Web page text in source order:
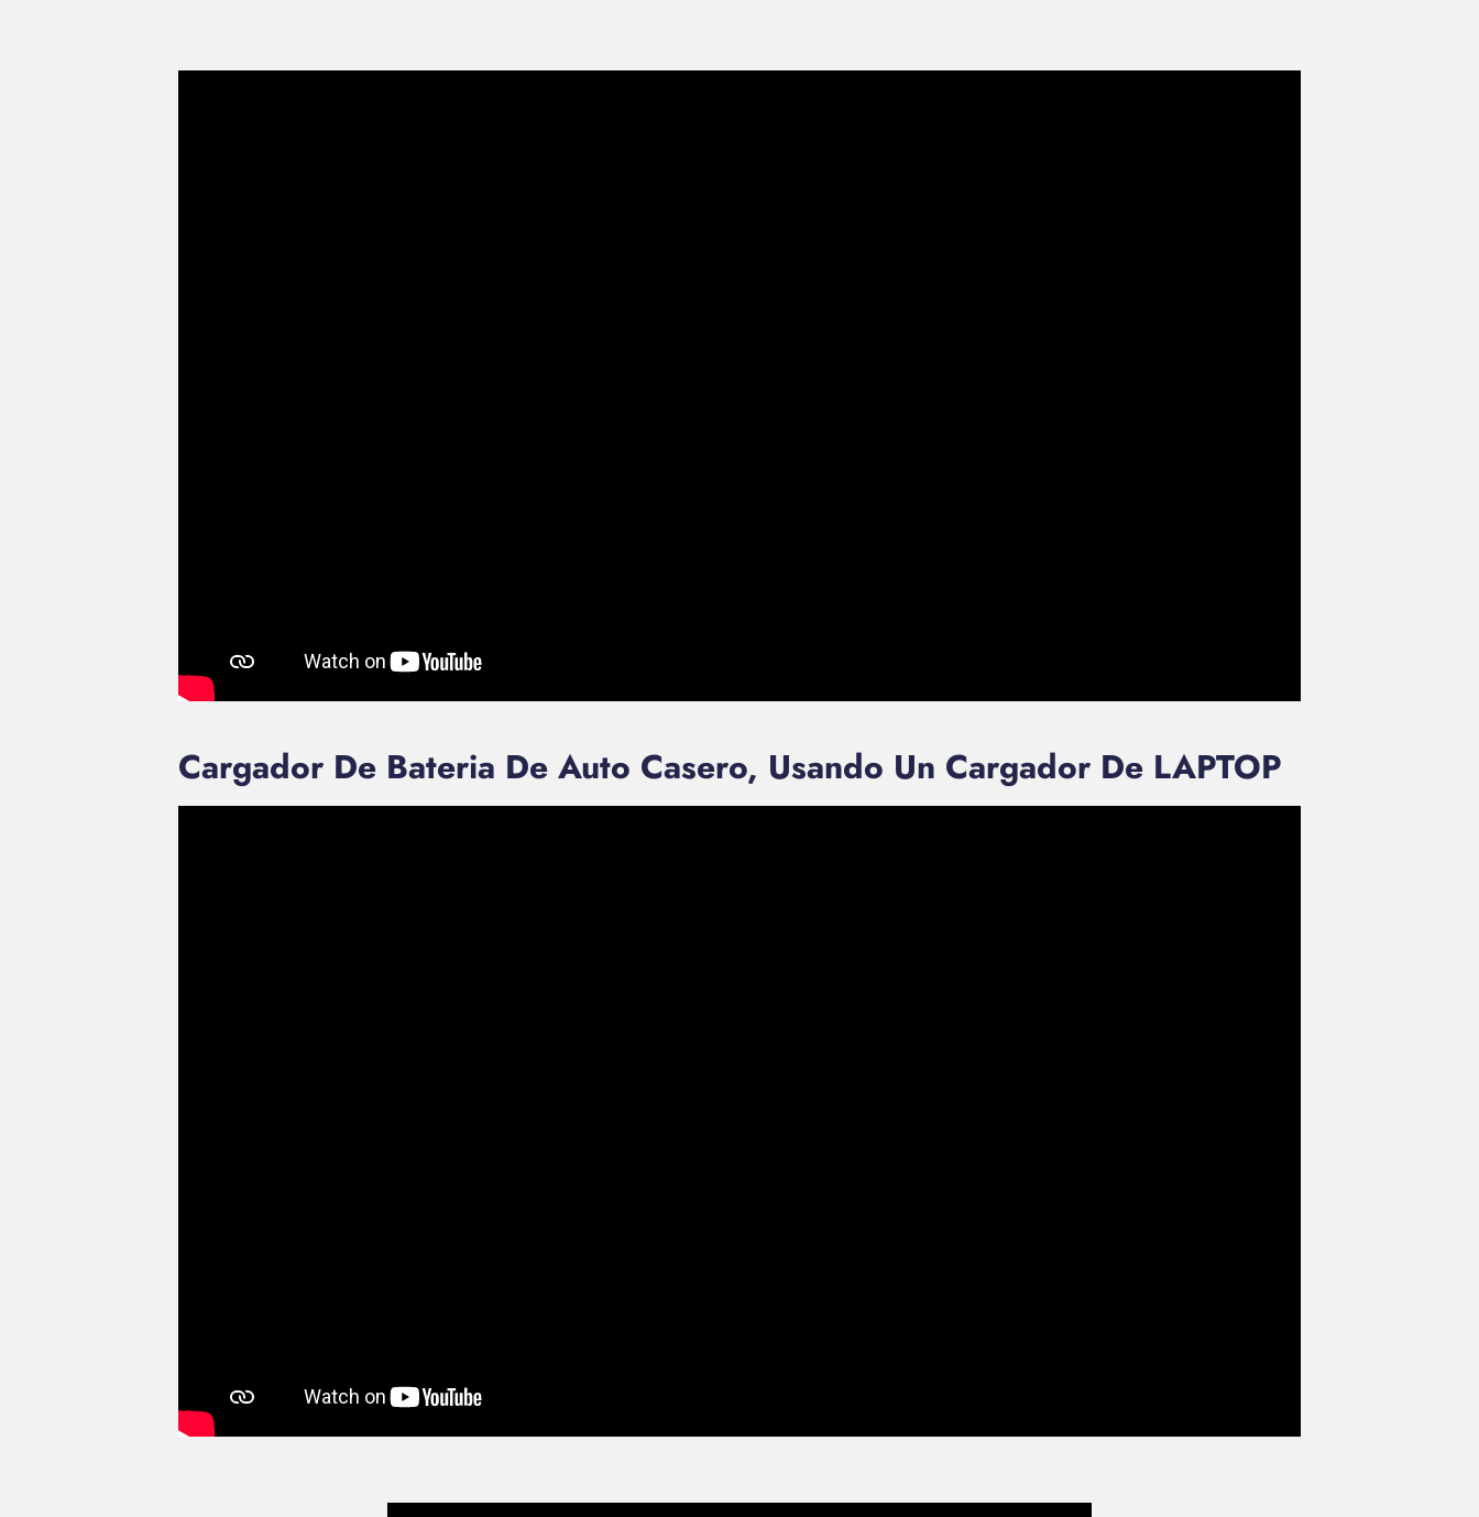
Cargador De Bateria De Auto Casero, Usando Un Cargador De LAPTOP